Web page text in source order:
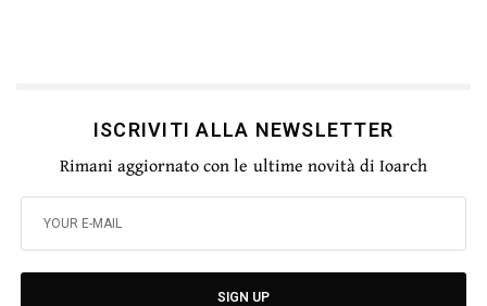
ISCRIVITI ALLA NEWSLETTER
Rimani aggiornato con le ultime novità di Ioarch
SIGN UP